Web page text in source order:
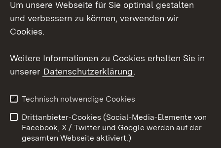
LinkedIn
Datenschutz
Barrierefreiheit
Impressum
Cookies
Um unsere Webseite für Sie optimal gestalten
und verbessern zu können, verwenden wir
Cookies.
Weitere Informationen zu Cookies erhalten Sie in
unserer Datenschutzerklärung.
Technisch notwendige Cookies
Drittanbieter-Cookies (Social-Media-Elemente von
Facebook, X / Twitter und Google werden auf der
gesamten Webseite aktiviert.)